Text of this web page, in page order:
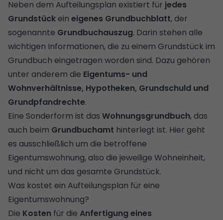
Neben dem Aufteilungsplan existiert für jedes
Grundstückein eigenes Grundbuchblatt, der
sogenannte Grundbuchauszug. Darin stehen alle
wichtigen Informationen, die zu einem Grundstück im
Grundbuch eingetragen worden sind. Dazu gehören
unter anderem die Eigentums- und
Wohnverhältnisse, Hypotheken, Grundschuld und
Grundpfandrechte.
Eine Sonderform ist das Wohnungsgrundbuch, das
auch beim Grundbuchamt hinterlegt ist. Hier geht
es ausschließlich um die betroffene
Eigentumswohnung, also die jeweilige Wohneinheit,
und nicht um das gesamte Grundstück.
Was kostet ein Aufteilungsplan für eine
Eigentumswohnung?
Die Kosten für die Anfertigung eines